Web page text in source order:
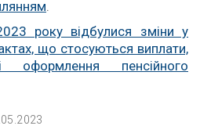
.
року відбулися зміни у
що стосуються виплати,
оформлення пенсійного